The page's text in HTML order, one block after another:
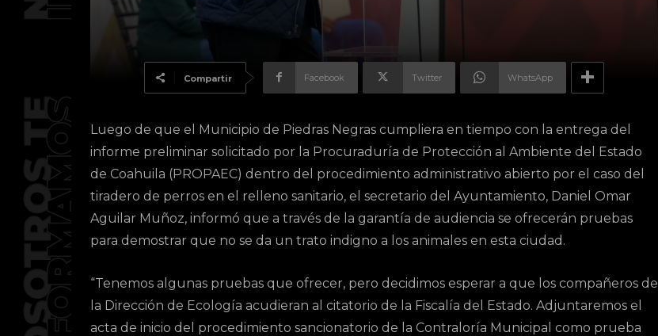
Compartir Facebook Twitter WhatsApp
Luego de que el Municipio de Piedras Negras cumpliera en tiempo con la entrega del
informe preliminar solicitado por la Procuraduría de Protección al Ambiente del Estado
de Coahuila (PROPAEC) dentro del procedimiento administrativo abierto por el caso del
tiradero de perros en el relleno sanitario, el secretario del Ayuntamiento, Daniel Omar
Aguilar Muñoz, informó que a través de la garantía de audiencia se ofrecerán pruebas
para demostrar que no se da un trato indigno a los animales en esta ciudad.
“Tenemos algunas pruebas que ofrecer, pero decidimos esperar a que los compañeros de
la Dirección de Ecología acudieran al citatorio de la Fiscalía del Estado. Adjuntaremos el
acta de inicio del procedimiento sancionatorio de la Contraloría Municipal como prueba